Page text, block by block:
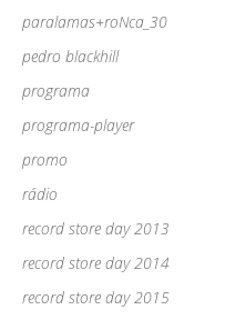
paralamas+roNca_30
pedro blackhill
programa
programa-player
promo
rádio
record store day 2013
record store day 2014
record store day 2015